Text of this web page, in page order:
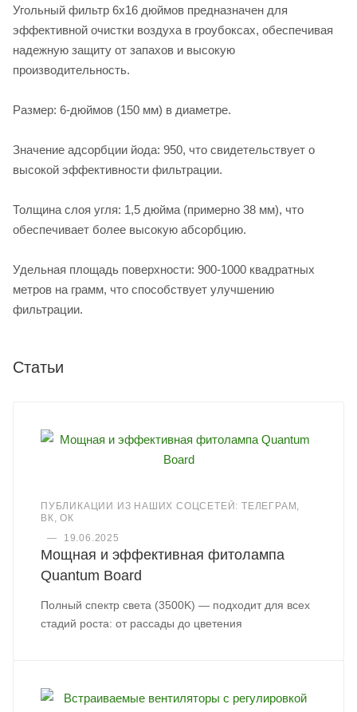
Угольный фильтр 6x16 дюймов предназначен для
эффективной очистки воздуха в гроубоксах, обеспечивая
надежную защиту от запахов и высокую
производительность.
Размер: 6-дюймов (150 мм) в диаметре.
Значение адсорбции йода: 950, что свидетельствует о
высокой эффективности фильтрации.
Толщина слоя угля: 1,5 дюйма (примерно 38 мм), что
обеспечивает более высокую абсорбцию.
Удельная площадь поверхности: 900-1000 квадратных
метров на грамм, что способствует улучшению
фильтрации.
Статьи
ПУБЛИКАЦИИ ИЗ НАШИХ СОЦСЕТЕЙ: ТЕЛЕГРАМ,
ВК, ОК
—
19.06.2025
Мощная и эффективная фитолампа
Quantum Board
Полный спектр света (3500K) — подходит для всех
стадий роста: от рассады до цветения